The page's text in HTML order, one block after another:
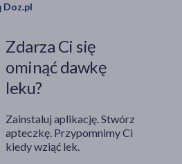
Doz.pl
Zdarza Ci się
ominąć dawkę
leku?
Zainstaluj aplikację. Stwórz
apteczkę. Przypomnimy Ci
kiedy wziąć lek.